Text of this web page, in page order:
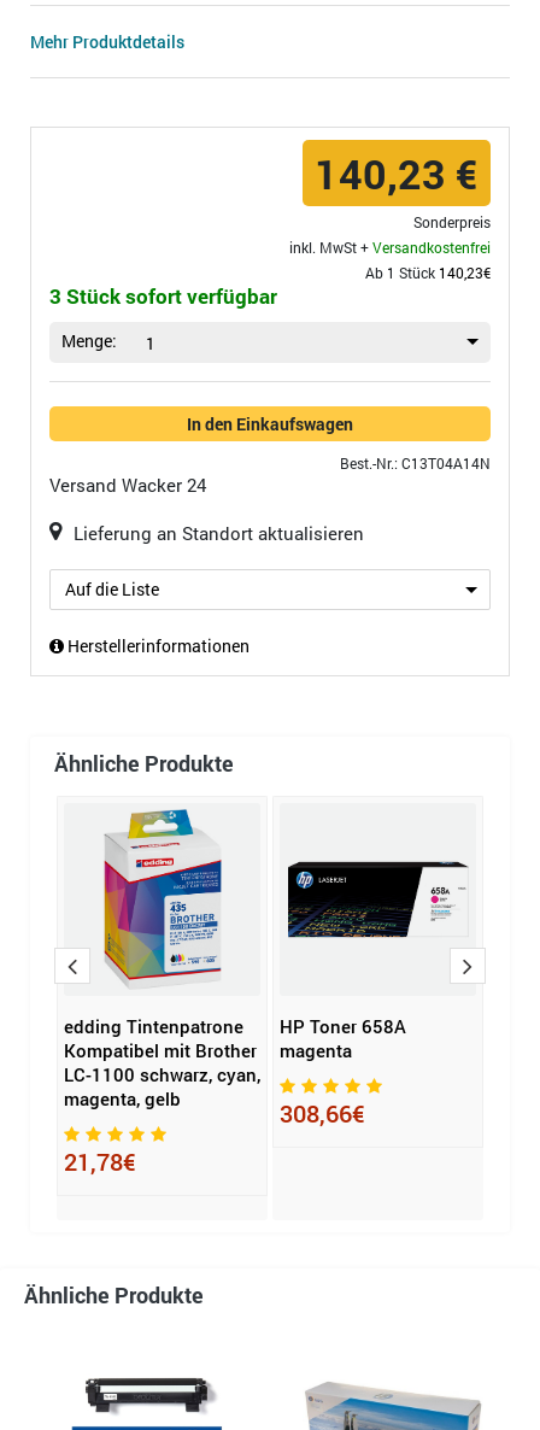
Mehr Produktdetails
140,23 €
Sonderpreis
inkl. MwSt +Versandkostenfrei
Ab 1 Stück 140,23€
3 Stück sofort verfügbar
Menge: 1
In den Einkaufswagen
Best.-Nr.: C13T04A14N
Versand Wacker 24
Lieferung an Standort aktualisieren
Auf die Liste
Herstellerinformationen
Ähnliche Produkte
edding Tintenpatrone
Kompatibel mit Brother
LC-1100 schwarz, cyan,
magenta, gelb
21,78€
HP Toner 658A
magenta
308,66€
Ähnliche Produkte